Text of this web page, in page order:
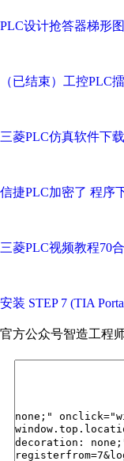
PLC设计抢答器梯形图
（已结束）工控PLC
三菱PLC仿真软件下
信捷PLC加密了 程序
三菱PLC视频教程70
安装 STEP 7 (TIA
官方公众号智造工程